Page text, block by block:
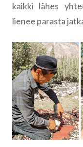
kaikki lähes
lienee parasta